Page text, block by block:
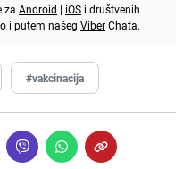
za Android | iOS i društvenih
i putem našeg ViberChata.
#vakcinacija